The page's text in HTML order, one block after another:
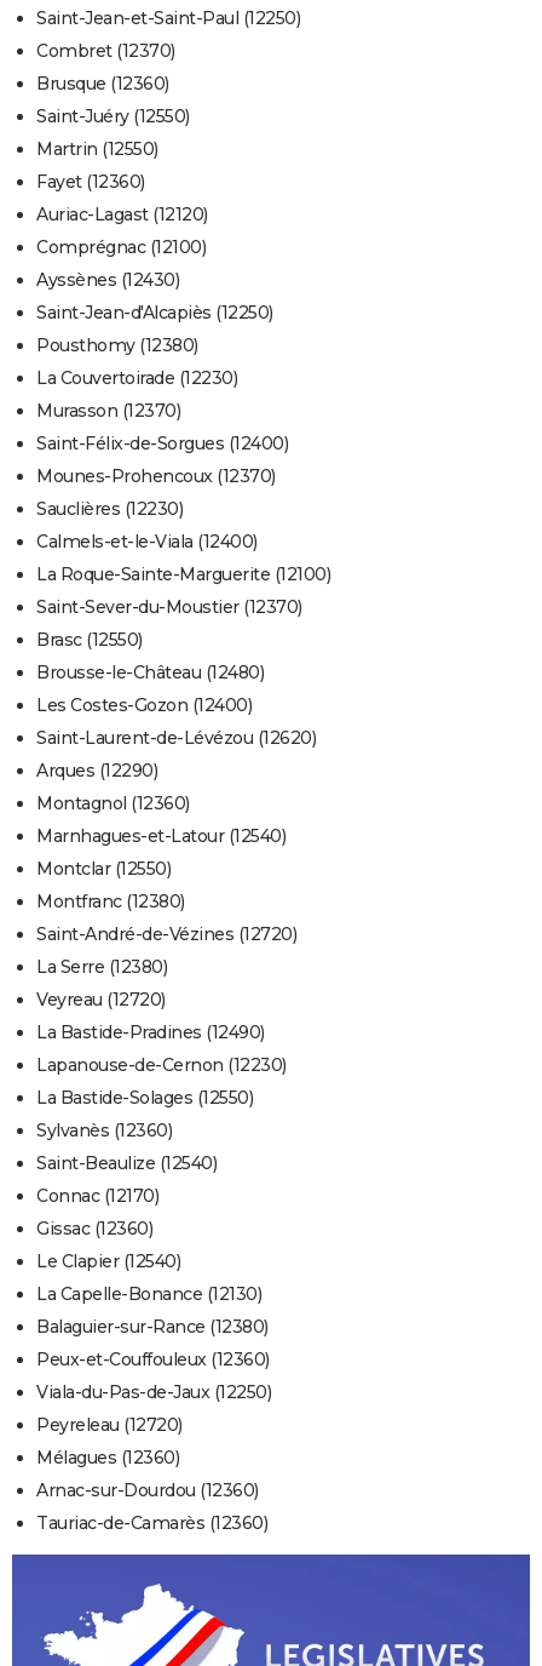
Saint-Jean-et-Saint-Paul (12250)
Combret (12370)
Brusque (12360)
Saint-Juéry (12550)
Martrin (12550)
Fayet (12360)
Auriac-Lagast (12120)
Comprégnac (12100)
Ayssènes (12430)
Saint-Jean-d'Alcapiès (12250)
Pousthomy (12380)
La Couvertoirade (12230)
Murasson (12370)
Saint-Félix-de-Sorgues (12400)
Mounes-Prohencoux (12370)
Sauclières (12230)
Calmels-et-le-Viala (12400)
La Roque-Sainte-Marguerite (12100)
Saint-Sever-du-Moustier (12370)
Brasc (12550)
Brousse-le-Château (12480)
Les Costes-Gozon (12400)
Saint-Laurent-de-Lévézou (12620)
Arques (12290)
Montagnol (12360)
Marnhagues-et-Latour (12540)
Montclar (12550)
Montfranc (12380)
Saint-André-de-Vézines (12720)
La Serre (12380)
Veyreau (12720)
La Bastide-Pradines (12490)
Lapanouse-de-Cernon (12230)
La Bastide-Solages (12550)
Sylvanès (12360)
Saint-Beaulize (12540)
Connac (12170)
Gissac (12360)
Le Clapier (12540)
La Capelle-Bonance (12130)
Balaguier-sur-Rance (12380)
Peux-et-Couffouleux (12360)
Viala-du-Pas-de-Jaux (12250)
Peyreleau (12720)
Mélagues (12360)
Arnac-sur-Dourdou (12360)
Tauriac-de-Camarès (12360)